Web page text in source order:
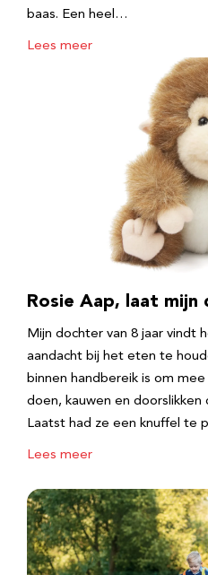
baas. Een heel…
Lees meer
Rosie Aap, laat
Mijn dochter van 8 jaar vindt
aandacht bij het eten te
binnen handbereik is om
doen, kauwen en
Laatst had ze een knuffel te
Lees meer